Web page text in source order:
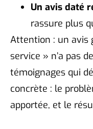
Un avis daté
rassure plus
Attention : un avis
service » n’a pas
témoignages qui
concrète : le
apportée, et le